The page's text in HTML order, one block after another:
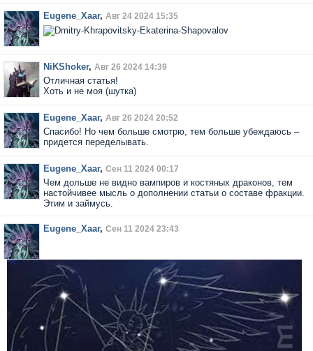
Eugene_Xaar, Авг 24 2024 15:35
NiKShoker, Авг 26 2024 14:39
Отличная статья!
Хоть и не моя (шутка)
Eugene_Xaar, Авг 26 2024 20:52
Спасибо! Но чем больше смотрю, тем больше убеждаюсь –
придется переделывать.
Eugene_Xaar, Сен 11 2024 00:17
Чем дольше не видно вампиров и костяных драконов, тем
настойчивее мысль о дополнении статьи о составе фракции.
Этим и займусь.
Eugene_Xaar, Сен 11 2024 23:43